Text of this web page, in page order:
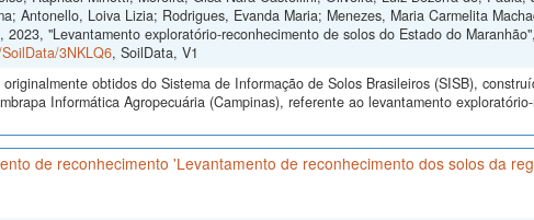
Antonello, Loiva Lizia; Rodrigues, Evanda Maria; Menezes, Maria Carmelita
2023, "Levantamento exploratório-reconhecimento de solos do Estado do Maranhão",
3NKLQ6, SoilData, V1
obtidos do Sistema de Informação de Solos Brasileiros (SISB),
Informática Agropecuária (Campinas), referente ao levantamento
de reconhecimento 'Levantamento de reconhecimento dos solos da